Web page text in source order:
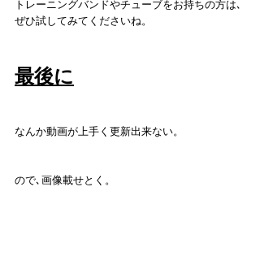
トレーニングバンドやチューブをお持ちの方は､
ぜひ試してみてくださいね。
最後に
なんか動画が上手く更新出来ない。
ので､画像載せとく。